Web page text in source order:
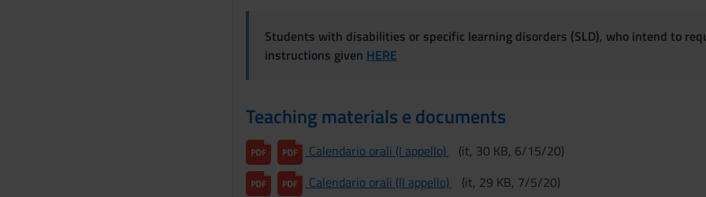
Students with disabilities or specific learning disorders (SLD), who intend to
instructions given HERE
Teaching materials e documents
Calendario orali (I appello)
(it, 30 KB, 6/15/20)
Calendario orali (II appello)
(it, 29 KB, 7/5/20)